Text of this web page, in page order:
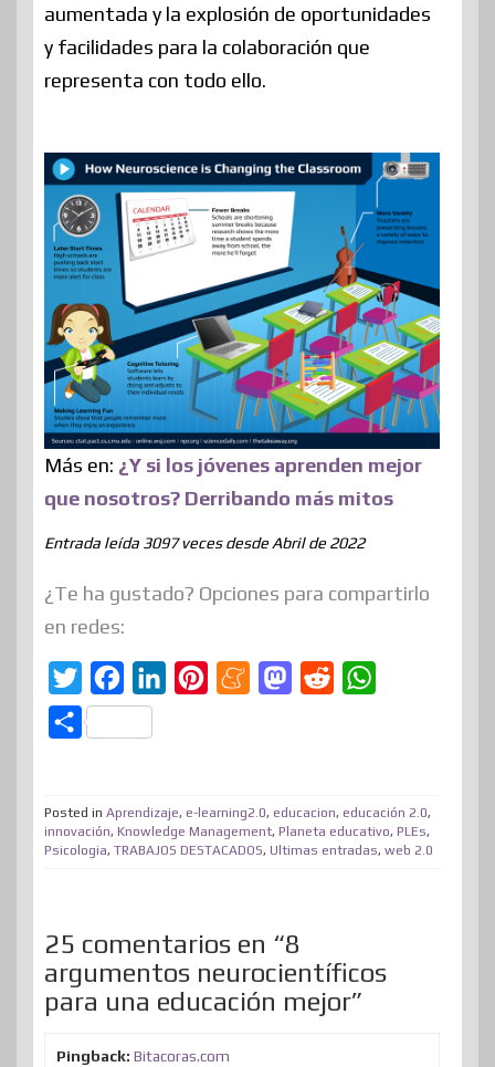
aumentada y la explosión de oportunidades
y facilidades para la colaboración que
representa con todo ello.
Más en: ¿Y si los jóvenes aprenden mejor
que nosotros? Derribando más mitos
Entrada leída 3097 veces desde Abril de 2022
¿Te ha gustado? Opciones para compartirlo
en redes:
w
t
e
a
c
b
o
e
d
e
r
t
M
a
m
M
o
d
i
t
s
A
C
p
a
i
r
Posted in Aprendizaje, e-learning2.0, educacion, educación 2.0,
innovación, Knowledge Management, Planeta educativo, PLEs,
Psicologia, TRABAJOS DESTACADOS, Ultimas entradas, web 2.0
25 comentarios en “8
argumentos neurocientíficos
para una educación mejor”
Pingback: Bitacoras.com